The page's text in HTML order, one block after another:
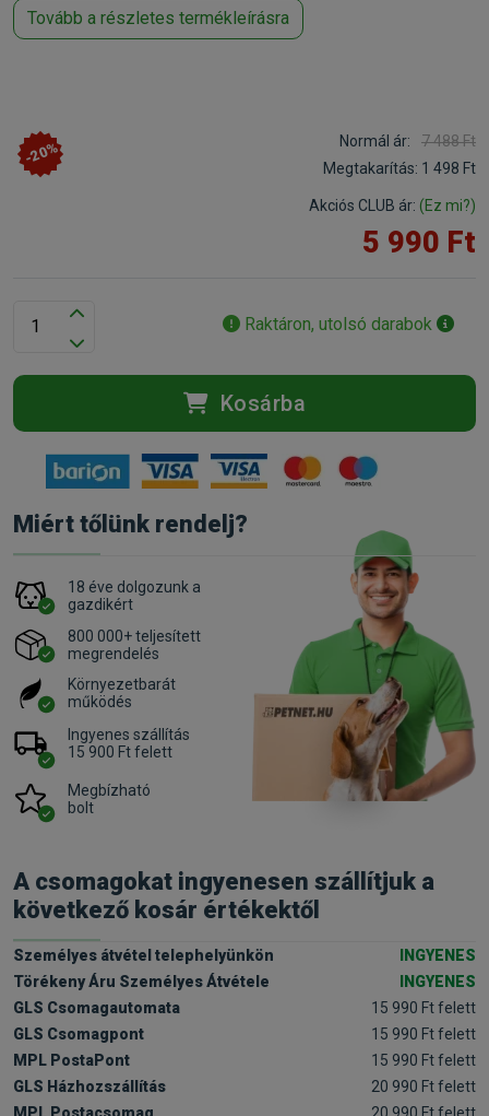
Tovább a részletes termékleírásra
-20% Normál ár:
7 488 Ft
Megtakarítás: 1 498 Ft
Akciós CLUB ár: (Ez mi?)
5 990 Ft
Raktáron, utolsó darabok
Kosárba
Miért tőlünk rendelj?
18 éve dolgozunk a
gazdikért
800 000+ teljesített
megrendelés
Környezetbarát
működés
Ingyenes szállítás
15 900 Ft felett
Megbízható
bolt
A csomagokat ingyenesen szállítjuk a
következő kosár értékektől
Személyes átvétel telephelyünkön
INGYENES
Törékeny Áru Személyes Átvétele
INGYENES
GLS Csomagautomata
15 990 Ft felett
GLS Csomagpont
15 990 Ft felett
MPL PostaPont
15 990 Ft felett
GLS Házhozszállítás
20 990 Ft felett